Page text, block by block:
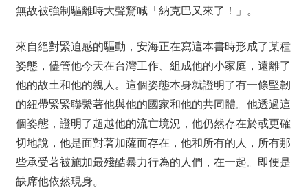
無故被強制驅離時大聲驚喊「納克巴又來了！」。
來自絕對緊迫感的驅動，安海正在寫這本書時形成了某種
姿態，儘管他今天在台灣工作、組成他的小家庭，遠離了
他的故土和他的親人。這個姿態本身就證明了有一條堅韌
的紐帶緊緊聯繫著他與他的國家和他的共同體。他透過這
個姿態，證明了超越他的流亡境況，他仍然存在於或更確
切地說，他是面對著加薩而存在，他和所有的人，所有那
些承受著被施加最殘酷暴力行為的人們，在一起。即便是
缺席他依然現身。